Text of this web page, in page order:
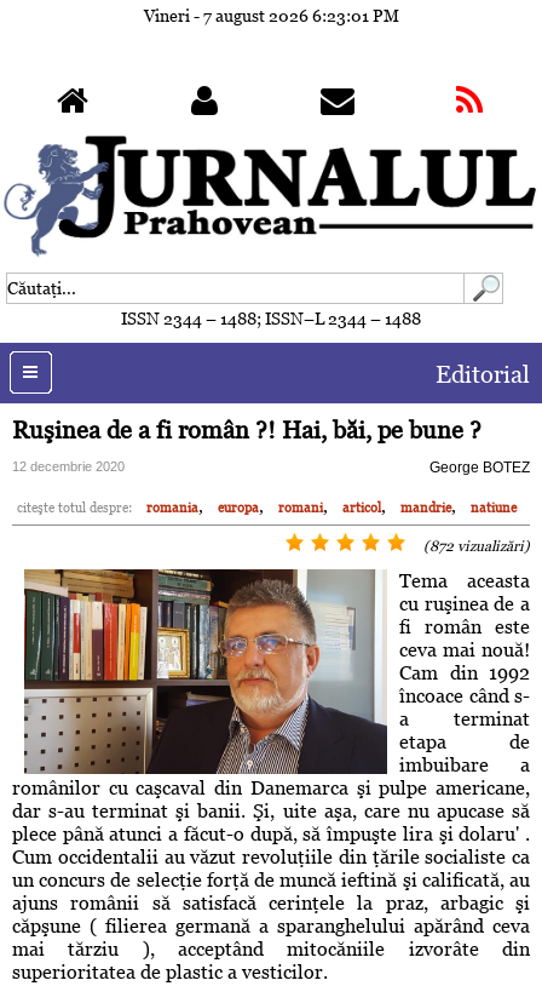
Vineri - 7 august 20266:23:04 PM
ISSN 2344 – 1488; ISSN–L 2344 – 1488
Editorial
Ruşinea de a fi român ?! Hai, băi, pe bune ?
12 decembrie 2020 George BOTEZ
citeşte totul despre: romania, europa, romani, articol, mandrie, natiune
(872 vizualizări)
Tema aceasta
cu ruşinea de a
fi român este
ceva mai nouă!
Cam din 1992
încoace când s-
a terminat
etapa de
imbuibare a
românilor cu caşcaval din Danemarca şi pulpe americane,
dar s-au terminat şi banii. Şi, uite aşa, care nu apucase să
plece până atunci a făcut-o după, să împuşte lira şi dolaru' .
Cum occidentalii au văzut revoluţiile din ţările socialiste ca
un concurs de selecţie forţă de muncă ieftină şi calificată, au
ajuns românii să satisfacă cerinţele la praz, arbagic şi
căpşune ( filierea germană a sparanghelului apărând ceva
mai tărziu ), acceptând mitocăniile izvorâte din
superioritatea de plastic a vesticilor.